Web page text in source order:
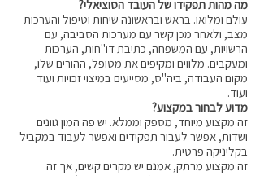
מה מהות תפקידו של העובד הסוציאלי?
עולם ומלואו. בראש ובראשונה שיחות וטיפול והערכות
מצב, ולאחר מכן קשר עם מערכות הסביבה, עם
הרשויות, עם המשפחה, כתיבת דו"חות, הערכות
ומעקבים. מלווים ומקיפים את מטופל, ההורים שלו,
מקום העבודה, ביה"ס, מסייעים במיצוי זכויות ועוד
ועוד.
מדוע לבחור במקצוע?
זה מקצוע מיוחד, מספק וממלא. יש פה המון גוונים
ושדות, אפשר לעבור תפקידים ואפשר לעבוד במקביל
בקליניקה פרטית.
זה מקצוע מרתק, אמנם יש מקרים קשים, אך זה